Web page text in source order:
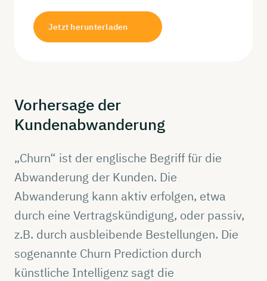
Jetzt herunterladen
Vorhersage der
Kundenabwanderung
„Churn“ ist der englische Begriff für die
Abwanderung der Kunden. Die
Abwanderung kann aktiv erfolgen, etwa
durch eine Vertragskündigung, oder passiv,
z.B. durch ausbleibende Bestellungen. Die
sogenannte Churn Prediction durch
künstliche Intelligenz sagt die